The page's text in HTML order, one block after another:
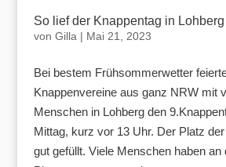
So lief der Knappentag in Lohberg
von Gilla| Mai 21, 2023
Bei bestem Frühsommerwetter
Knappenvereine aus ganz NRW mit
Menschen in Lohberg den
Mittag, kurz vor 13 Uhr. Der Platz
gut gefüllt. Viele Menschen haben an